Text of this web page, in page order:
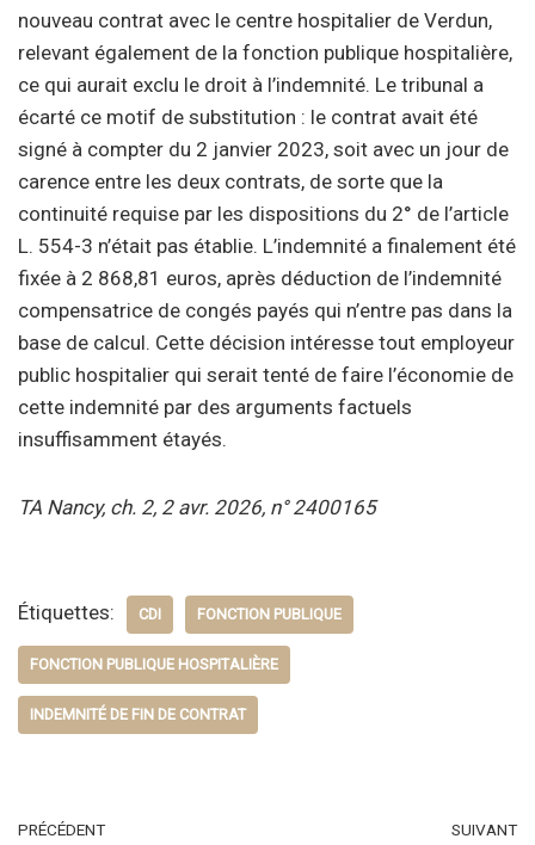
nouveau contrat avec le centre hospitalier de Verdun,
relevant également de la fonction publique hospitalière,
ce qui aurait exclu le droit à l’indemnité. Le tribunal a
écarté ce motif de substitution : le contrat avait été
signé à compter du 2 janvier 2023, soit avec un jour de
carence entre les deux contrats, de sorte que la
continuité requise par les dispositions du 2° de l’article
L. 554-3 n’était pas établie. L’indemnité a finalement été
fixée à 2 868,81 euros, après déduction de l’indemnité
compensatrice de congés payés qui n’entre pas dans la
base de calcul. Cette décision intéresse tout employeur
public hospitalier qui serait tenté de faire l’économie de
cette indemnité par des arguments factuels
insuffisamment étayés.
TA Nancy, ch. 2, 2 avr. 2026, n° 2400165
Étiquettes: CDI FONCTION PUBLIQUE
FONCTION PUBLIQUE HOSPITALIÈRE
INDEMNITÉ DE FIN DE CONTRAT
PRÉCÉDENT SUIVANT